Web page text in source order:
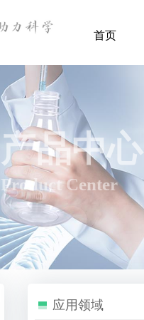
首页
产品中心
Product Center
应用领域